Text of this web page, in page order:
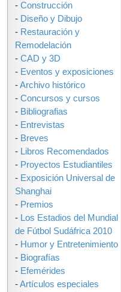
- Construcción
- Diseño y Dibujo
- Restauración y
Remodelación
- CAD y 3D
- Eventos y exposiciones
-Archivo histórico
- Concursos y cursos
- Bibliografias
- Entrevistas
- Breves
- Libros Recomendados
- Proyectos Estudiantiles
- Exposición Universal de
Shanghai
- Premios
- Los Estadios del Mundial
de Fútbol Sudáfrica 2010
- Humor y Entretenimiento
- Biografías
- Efemérides
-Artículos especiales